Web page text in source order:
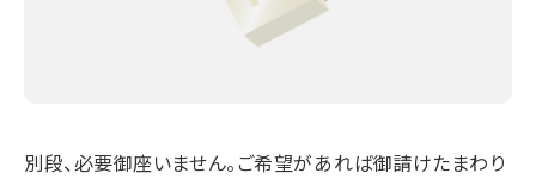
別段、必要御座いません。ご希望があれば御請けたまわり